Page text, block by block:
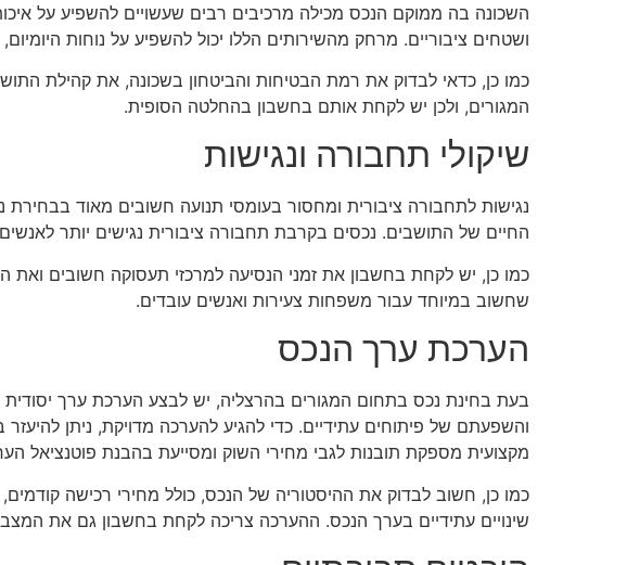
השכונה בה ממוקם הנכס מכילה מרכיבים רבים שעשויים להשפיע על
ושטחים ציבוריים. מרחק מהשירותים הללו יכול להשפיע על נוחות
כמו כן, כדאי לבדוק את רמת הבטיחות והביטחון בשכונה, את קהילת
המגורים, ולכן יש לקחת אותם בחשבון בהחלטה הסופית.
שיקולי תחבורה ונגישות
נגישות לתחבורה ציבורית ומחסור בעומסי תנועה חשובים מאוד בבחירת
החיים של התושבים. נכסים בקרבת תחבורה ציבורית נגישים יותר
כמו כן, יש לקחת בחשבון את זמני הנסיעה למרכזי תעסוקה חשובים ואת
שחשוב במיוחד עבור משפחות צעירות ואנשים עובדים.
הערכת ערך הנכס
בעת בחינת נכס בתחום המגורים בהרצליה, יש לבצע הערכת ערך יסודית
והשפעתם של פיתוחים עתידיים. כדי להגיע להערכה מדויקת, ניתן
מקצועית מספקת תובנות לגבי מחירי השוק ומסייעת בהבנת פוטנציאל
כמו כן, חשוב לבדוק את ההיסטוריה של הנכס, כולל מחירי רכישה קודמים,
שינויים עתידיים בערך הנכס. ההערכה צריכה לקחת בחשבון גם את המצב